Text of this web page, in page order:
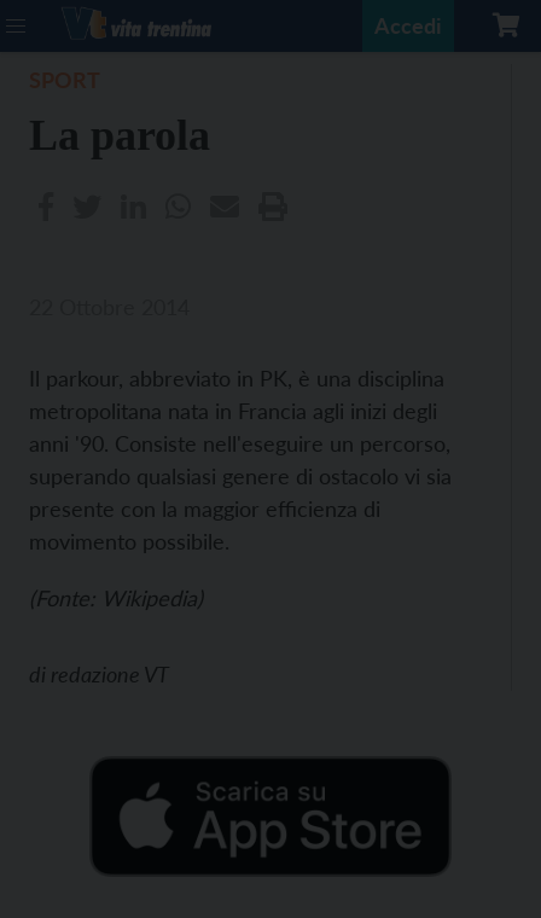
Accedi
La parola
Il parkour, abbreviato in PK, è una disciplina
metropolitana nata in Francia agli inizi degli
anni '90. Consiste nell'eseguire un percorso,
superando qualsiasi genere di ostacolo vi sia
presente con la maggior efficienza di
movimento possibile.
(Fonte: Wikipedia)
di redazione VT